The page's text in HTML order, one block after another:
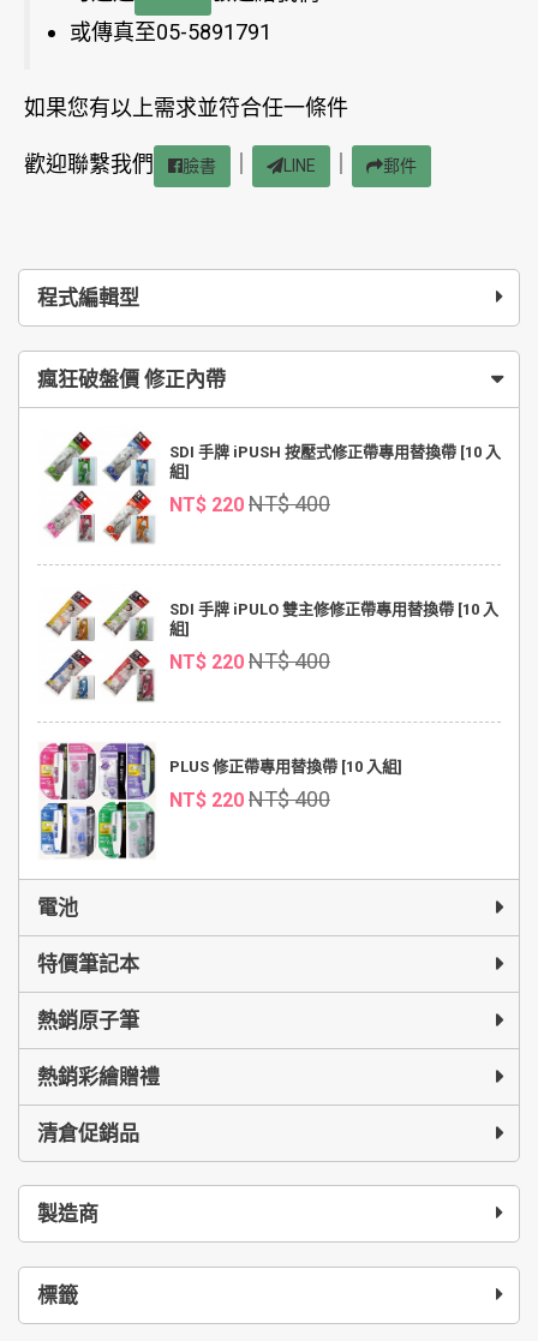
程式編輯型
瘋狂破盤價 修正內帶
SDI 手牌 iPUSH 按壓式修正帶專用替換帶 [10 入
組]
NT$ 220 NT$ 400
SDI 手牌 iPULO 雙主修修正帶專用替換帶 [10 入
組]
NT$ 220 NT$ 400
PLUS 修正帶專用替換帶 [10 入組]
NT$ 220 NT$ 400
電池
特價筆記本
熱銷原子筆
熱銷彩繪贈禮
清倉促銷品
製造商
標籤
或傳真至05-5891791
如果您有以上需求並符合任一條件
歡迎聯繫我們 臉書 LINE 郵件